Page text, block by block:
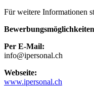
Für weitere Informationen
Per E-Mail:
info@ipersonal.ch
Webseite:
www.ipersonal.ch